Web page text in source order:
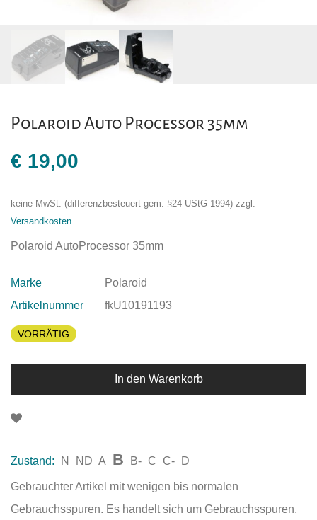
Polaroid Auto Processor 35mm
€ 19,00
keine MwSt. (differenzbesteuert gem. §24 UStG 1994) zzgl.
Versandkosten
Polaroid AutoProcessor 35mm
Marke
Polaroid
Artikelnummer
fkU10191193
VORRÄTIG
In den Warenkorb
Zustand: N ND A B B- C C- D
Gebrauchter Artikel mit wenigen bis normalen
Gebrauchsspuren. Es handelt sich um Gebrauchsspuren,